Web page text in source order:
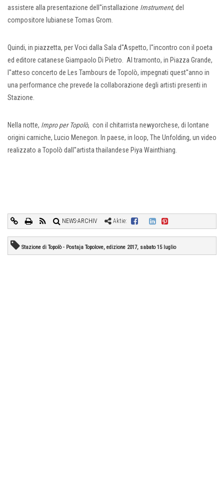
assistere alla presentazione dell''installazione Imstrument, del
compositore lubianese Tomas Grom.
Quindi, in piazzetta, per Voci dalla Sala d''Aspetto, l''incontro con il poeta
ed editore catanese Giampaolo Di Pietro. Al tramonto, in Piazza Grande,
l''atteso concerto de Les Tambours de Topolò, impegnati quest''anno in
una performance che prevede la collaborazione degli artisti presenti in
Stazione.
Nella notte, Impro per Topolò, con il chitarrista newyorchese, di lontane
origini carniche, Lucio Menegon. In paese, in loop, The Unfolding, un video
realizzato a Topolò dall''artista thailandese Piya Wainthiang.
NEWS-ARCHIV Aktie:
Stazione di Topolò - Postaja Topolove, edizione 2017, sabato 15 luglio